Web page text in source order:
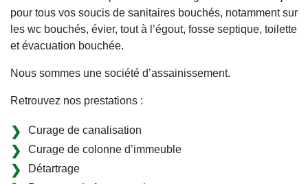
pour tous vos soucis de sanitaires bouchés, notamment sur
les wc bouchés, évier, tout à l’égout, fosse septique, toilette
et évacuation bouchée.
Nous sommes une société d’assainissement.
Retrouvez nos prestations :
Curage de canalisation
Curage de colonne d’immeuble
Détartrage